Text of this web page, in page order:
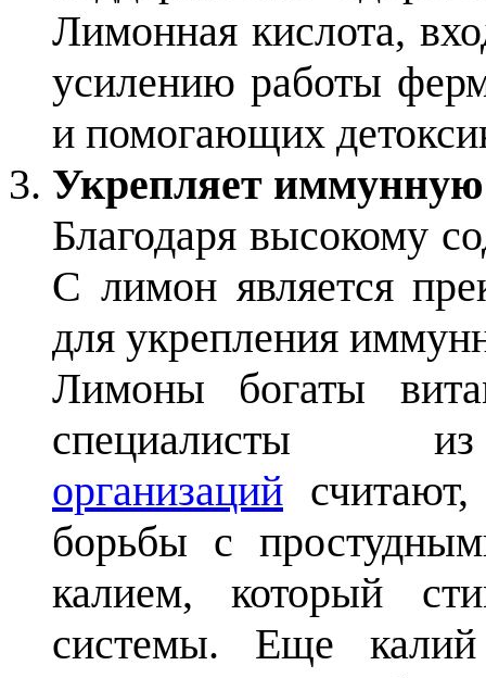
Лимонная кислота,
усилению работы
и помогающих
Укрепляет иммунную
Благодаря высокому
С лимон является
для укрепления
Лимоны богаты
организаций
борьбы с
калием, который
системы. Еще калий